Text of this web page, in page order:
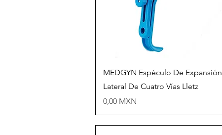
Vista rápida
MEDGYN Espéculo De Expansión
Lateral De Cuatro Vías Lletz
Precio
0,00 MXN